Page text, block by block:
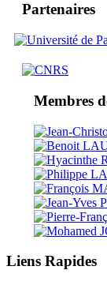
Partenaires
Membres
Liens Rapides